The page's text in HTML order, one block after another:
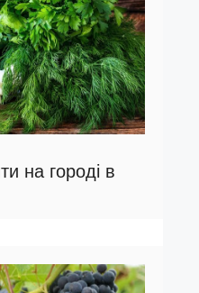
на городі в